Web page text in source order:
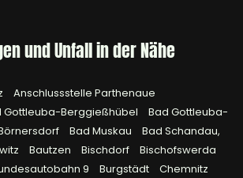
und Unfall in der Nähe
Anschlussstelle Parthenaue
Gottleuba-Berggießhübel
Bad Gottleuba-
Bad Muskau
Bad Schandau,
Bautzen Bischdorf
Bischofswerda
9 Burgstädt
Chemnitz